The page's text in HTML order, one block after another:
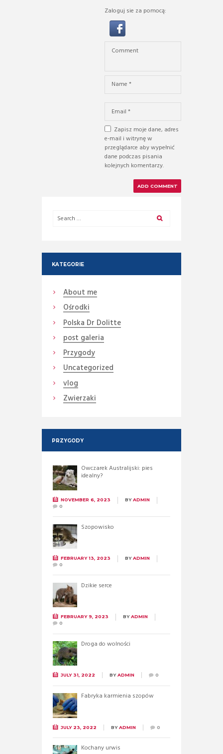
Zaloguj sie za pomocą:
Zapisz moje dane, adres
e-mail i witrynę w
przeglądarce aby wypełnić
dane podczas pisania
kolejnych komentarzy.
KATEGORIE
About me
Ośrodki
Polska Dr Dolitte
post galeria
Przygody
Uncategorized
vlog
Zwierzaki
PRZYGODY
Owczarek Australijski: pies
idealny?
NOVEMBER 6, 2023 BYADMIN
0
Szopowisko
FEBRUARY 13, 2023 BYADMIN
0
Dzikie serce
FEBRUARY 9, 2023 BYADMIN
0
Droga do wolności
JULY 31, 2022 BYADMIN 0
Fabryka karmienia szopów
JULY 23, 2022 BYADMIN 0
Kochany urwis